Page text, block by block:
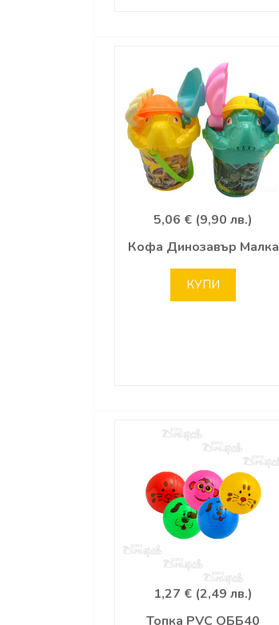
5,06 € (9,90 лв.)
Кофа Динозавър Малка
КУПИ
1,27 € (2,49 лв.)
Топка PVC ОББ40